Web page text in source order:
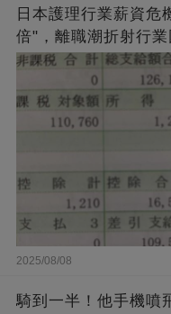
日本護理行業薪資危
倍"，離職潮折射行業
2025/08/08
騎到一半！他手機噴